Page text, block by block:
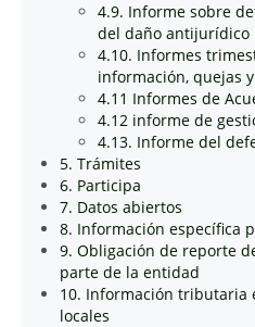
4.9. Informe sobre
del daño antijurídico
4.10. Informes
información, quejas
4.11 Informes de
4.12 informe de
4.13. Informe del
5. Trámites
6. Participa
7. Datos abiertos
8. Información específica
9. Obligación de reporte
parte de la entidad
10. Información tributaria
locales